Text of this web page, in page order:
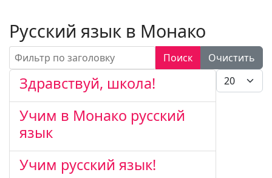
Русский язык в Монако
Фильтр по заголовку Поиск
Очистить
Кол-во
Здравствуй, школа!
Учим в Монако русский
язык
Учим русский язык!